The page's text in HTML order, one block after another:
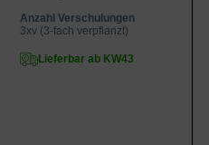
Anzahl Verschulungen
3xv (3-fach verpflanzt)
Lieferbar ab KW43